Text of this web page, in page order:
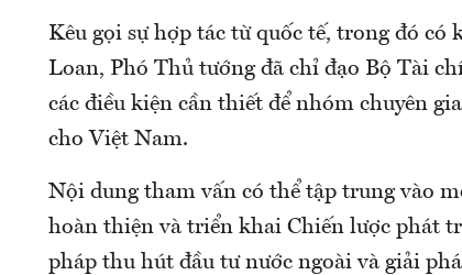
Kêu gọi sự hợp tác từ quốc tế, trong đó
Loan, Phó Thủ tướng đã chỉ đạo Bộ Tài
các điều kiện cần thiết để nhóm chuyên
cho Việt Nam.
Nội dung tham vấn có thể tập trung vào
hoàn thiện và triển khai Chiến lược phát
pháp thu hút đầu tư nước ngoài và giải